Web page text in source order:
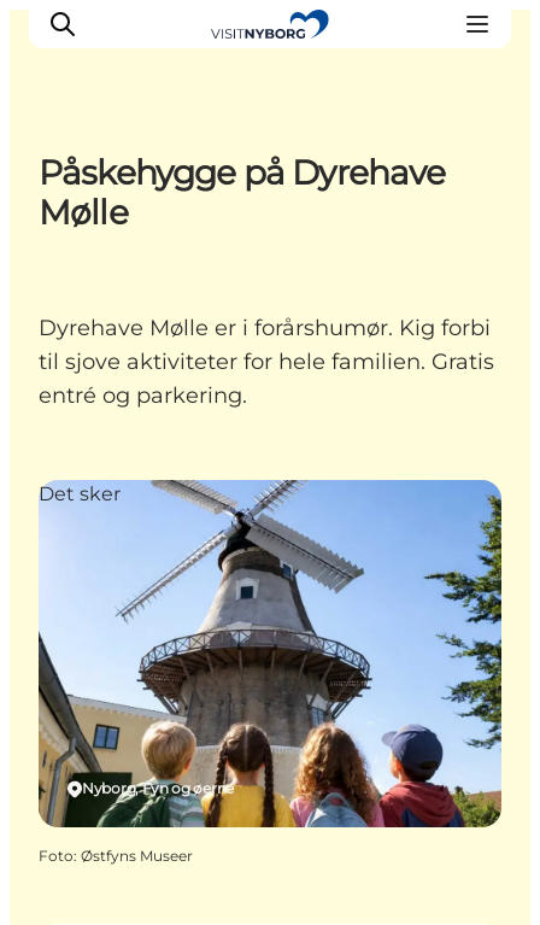
Oplev Nyborg
Planlæg din tur
Book & køb
Påskehygge på Dyrehave
Mølle
Dyrehave Mølle er i forårshumør. Kig forbi
til sjove aktiviteter for hele familien. Gratis
entré og parkering.
Nyborg, Fyn og øerne
Det sker
Foto: Østfyns Museer